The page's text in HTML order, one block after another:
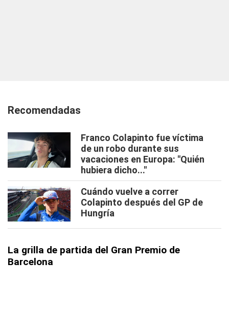
Recomendadas
Franco Colapinto fue víctima
de un robo durante sus
vacaciones en Europa: "Quién
hubiera dicho..."
Cuándo vuelve a correr
Colapinto después del GP de
Hungría
La grilla de partida del Gran Premio de
Barcelona